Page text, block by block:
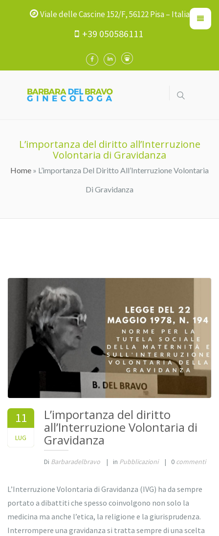
Viale delle Cascine 152/F, 56122 Pisa – Italia
+39 050586111
L’importanza del diritto all’Interruzione
Volontaria di Gravidanza
Tu Sei Qui
Home » L’importanza Del Diritto All’Interruzione Volontaria
Di Gravidanza
11
LUG
2017
L’importanza del diritto
all’Interruzione Volontaria di
Gravidanza
Di Barbaradelbravo | in Pubblicazioni | 0 commenti
L’Interruzione Volontaria di Gravidanza (IVG) ha da sempre
portato a dibattiti che spesso coinvolgono non solo la
medicina ma anche l’etica, la religione e la giurisprudenza.
Interrompere una gravidanza si tratta sempre di una scelta